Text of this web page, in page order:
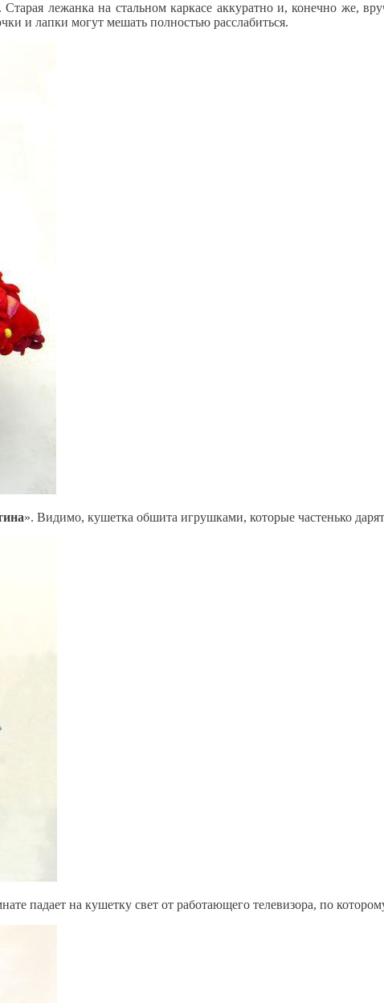
лежанка на стальном каркасе аккуратно и, конечно же,
и лапки могут мешать полностью расслабиться.
». Видимо, кушетка обшита игрушками, которые частенько
падает на кушетку свет от работающего телевизора, по